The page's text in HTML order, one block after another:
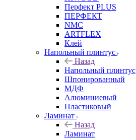
Перфект PLUS
ПЕРФЕКТ
NMC
ARTFLEX
Клей
Напольный плинтус
Назад
Напольный плинтус
Шпонированный
МДФ
Алюминиевый
Пластиковый
Ламинат
Назад
Ламинат